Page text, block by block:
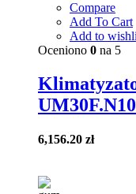
Compare
Add To Cart
Add to
Oceniono 0 na 5
6,156.20 zł